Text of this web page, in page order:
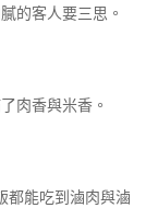
的客人要三思。
肉香與米香。
都能吃到滷肉與滷